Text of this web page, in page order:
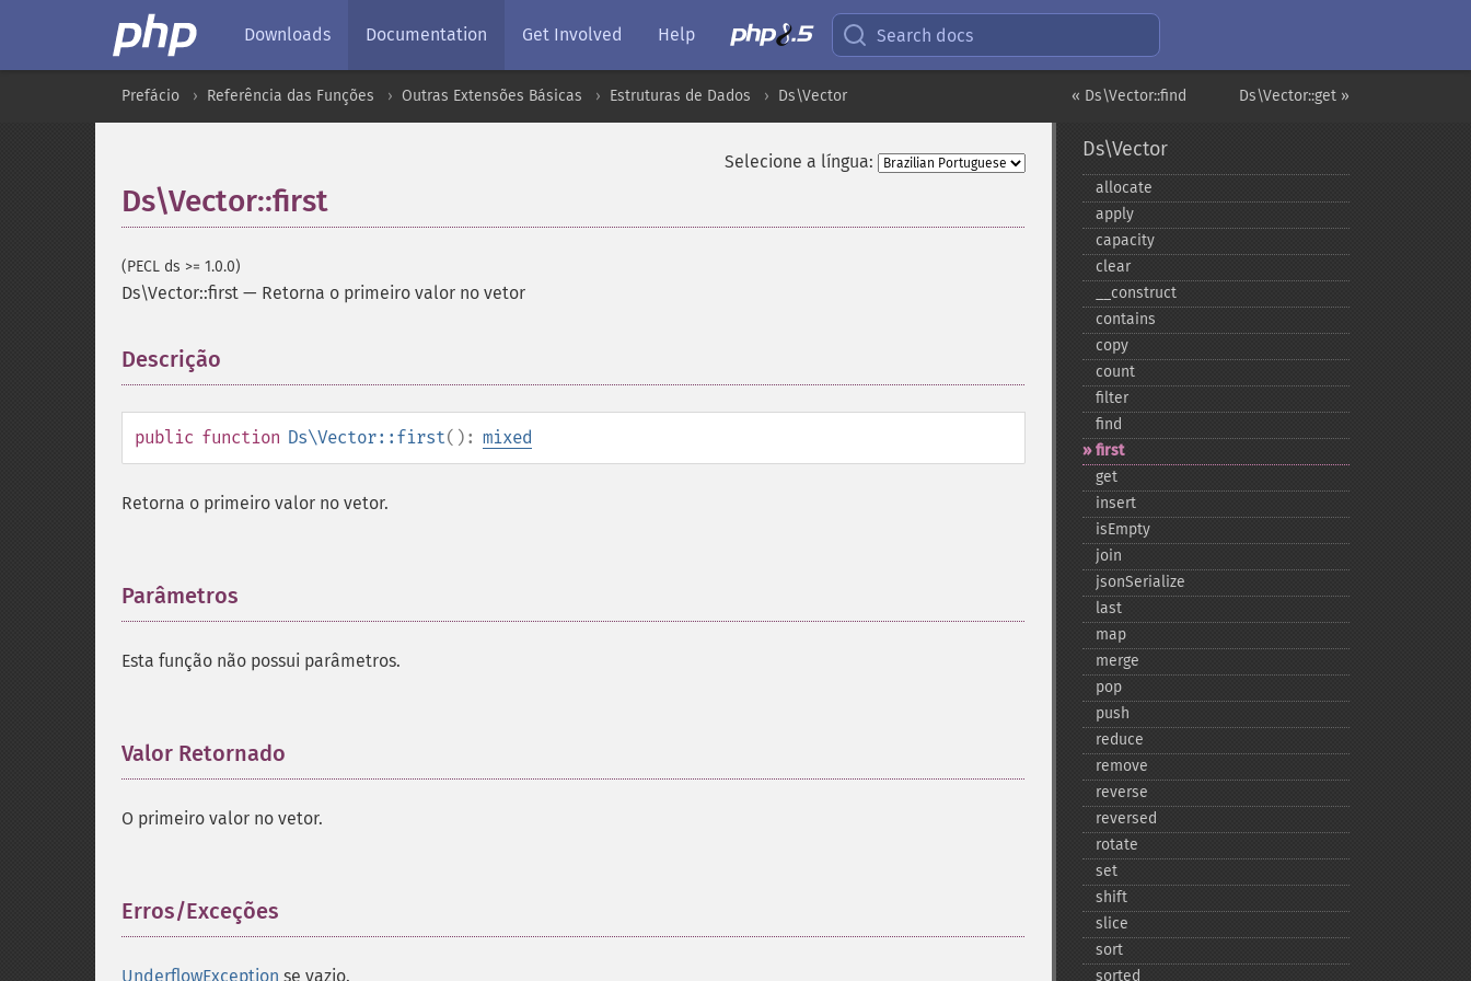
Downloads Documentation Get Involved Help Search docs
Ds\Vector::get »
« Ds\Vector::find
Prefácio Referência das Funções Outras Extensões Básicas Estruturas de Dados Ds\Vector
Selecione a língua:
Ds\Vector::first
(PECL ds >= 1.0.0)
Ds\Vector::first — Retorna o primeiro valor no vetor
Descrição
public function Ds\Vector::first(): mixed
Retorna o primeiro valor no vetor.
Parâmetros
Esta função não possui parâmetros.
Valor Retornado
O primeiro valor no vetor.
Erros/Exceções
UnderflowException se vazio.
Ds\Vector
allocate
apply
capacity
clear
_​_​construct
contains
copy
count
filter
find
first
get
insert
isEmpty
join
jsonSerialize
last
map
merge
pop
push
reduce
remove
reverse
reversed
rotate
set
shift
slice
sort
sorted